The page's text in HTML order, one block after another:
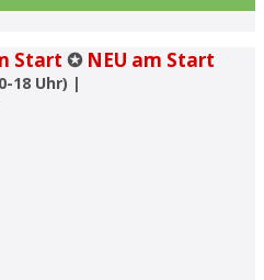
Start ✪ NEU am Start
18 Uhr) |